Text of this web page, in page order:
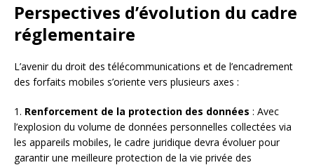
Perspectives d’évolution du cadre
réglementaire
L’avenir du droit des télécommunications et de l’encadrement
des forfaits mobiles s’oriente vers plusieurs axes :
1. Renforcement de la protection des données : Avec
l’explosion du volume de données personnelles collectées via
les appareils mobiles, le cadre juridique devra évoluer pour
garantir une meilleure protection de la vie privée des